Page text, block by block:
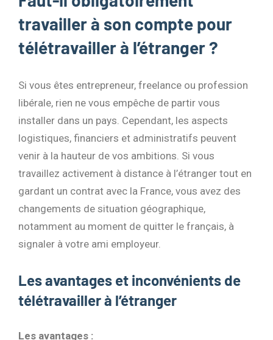
travailler à son compte pour
télétravailler à l’étranger ?
Si vous êtes entrepreneur, freelance ou profession
libérale, rien ne vous empêche de partir vous
installer dans un pays. Cependant, les aspects
logistiques, financiers et administratifs peuvent
venir à la hauteur de vos ambitions. Si vous
travaillez activement à distance à l’étranger tout en
gardant un contrat avec la France, vous avez des
changements de situation géographique,
notamment au moment de quitter le français, à
signaler à votre ami employeur.
Les avantages et inconvénients de
télétravailler à l’étranger
Les avantages :